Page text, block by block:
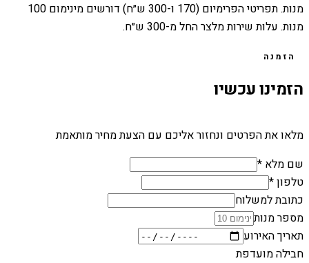
מנות. תפריטי הפרימיום (170 ו-300 ש״ח) דורשים מינימום 100
מנות. עלות שירות מלצר החל מ-300 ש״ח.
הזמנה
הזמינו עכשיו
מלאו את הפרטים ונחזור אליכם עם הצעת מחיר מותאמת
שם מלא *
טלפון *
כתובת למשלוח
מספר מנות
תאריך האירוע
חבילה מועדפת